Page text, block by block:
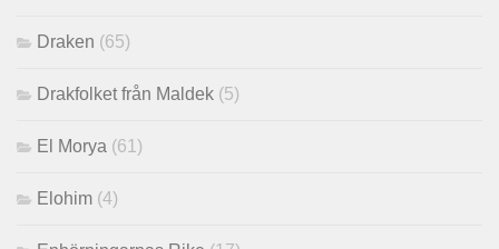
Draken (65)
Drakfolket från Maldek (5)
El Morya (61)
Elohim (4)